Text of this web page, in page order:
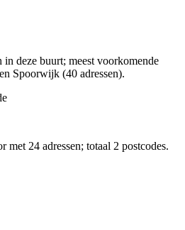
in deze buurt; meest voorkomende
Spoorwijk (40 adressen).
met 24 adressen; totaal 2 postcodes.